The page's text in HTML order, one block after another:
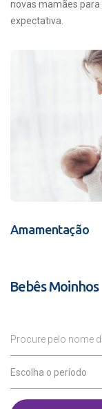
novas mamães
expectativa.
Amamentação
Bebês Moinhos
Procure pelo nome
Escolha o período